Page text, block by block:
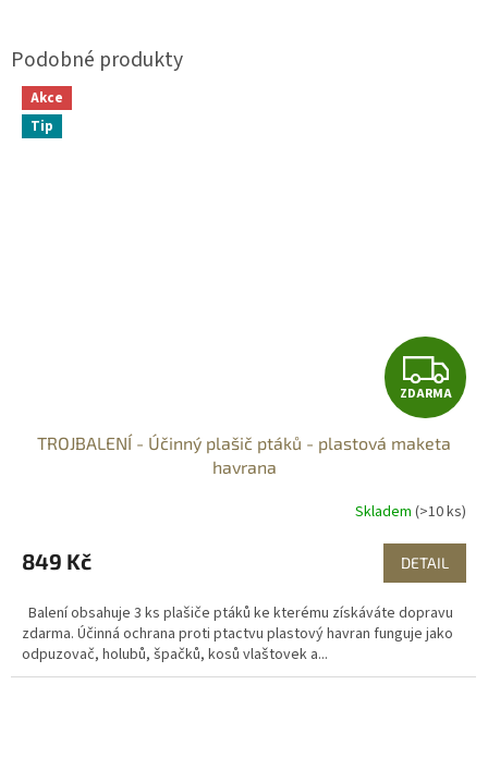
Akce
Tip
Z
D
A
R
M
A
ZDARMA
TROJBALENÍ - Účinný plašič ptáků - plastová maketa
havrana
Skladem (>10 ks)
849 Kč DETAIL
Balení obsahuje 3 ks plašiče ptáků ke kterému získáváte dopravu
zdarma. Účinná ochrana proti ptactvu plastový havran funguje jako
odpuzovač, holubů, špačků, kosů vlaštovek a...